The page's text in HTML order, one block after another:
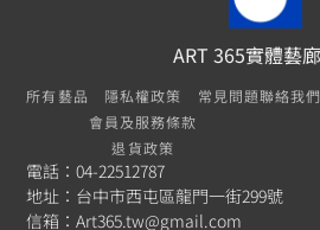
ART 365實體藝
所有藝品
隱私權政策
會員及服務條款
退貨政策
常見問題聯絡我們
電話：04-22512787
地址：台中市西屯區龍門一街299號
信箱：Art365.tw@gmail.com